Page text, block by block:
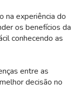
na experiência do
os benefícios da
conhecendo as
entre as
decisão no